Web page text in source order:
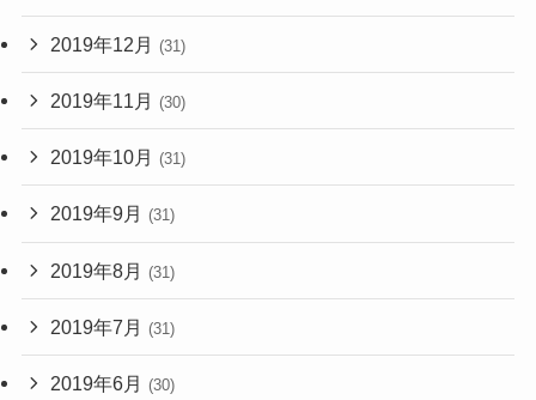
2019年12月 (31)
2019年11月 (30)
2019年10月 (31)
2019年9月 (31)
2019年8月 (31)
2019年7月 (31)
2019年6月 (30)